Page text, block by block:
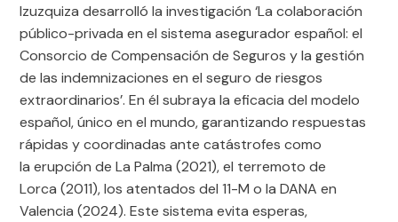
Izuzquiza desarrolló la investigación ‘La colaboración
público-privada en el sistema asegurador español: el
Consorcio de Compensación de Seguros y la gestión
de las indemnizaciones en el seguro de riesgos
extraordinarios’. En él subraya la eficacia del modelo
español, único en el mundo, garantizando respuestas
rápidas y coordinadas ante catástrofes como
la erupción de La Palma (2021), el terremoto de
Lorca (2011), los atentados del 11-M o la DANA en
Valencia (2024). Este sistema evita esperas,